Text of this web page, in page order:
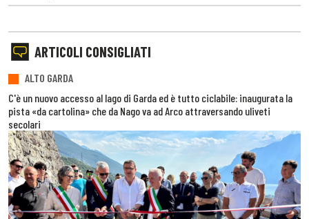
ARTICOLI CONSIGLIATI
ALTO GARDA
C'è un nuovo accesso al lago di Garda ed è tutto ciclabile: inaugurata la
pista «da cartolina» che da Nago va ad Arco attraversando uliveti
secolari